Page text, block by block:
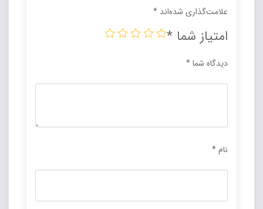
علامت‌گذاری شده‌اند *
امتیاز شما *
دیدگاه شما*
نام*